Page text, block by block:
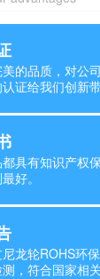
的品质，对公
证给我们创新
具有知识产权
好。
龙轮ROHS环
，符合国家相关